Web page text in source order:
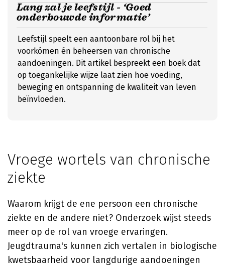
Lang zal je leefstijl - ‘Goed
onderbouwde informatie’
Leefstijl speelt een aantoonbare rol bij het
voorkómen én beheersen van chronische
aandoeningen. Dit artikel bespreekt een boek dat
op toegankelijke wijze laat zien hoe voeding,
beweging en ontspanning de kwaliteit van leven
beïnvloeden.
Vroege wortels van chronische
ziekte
Waarom krijgt de ene persoon een chronische
ziekte en de andere niet? Onderzoek wijst steeds
meer op de rol van vroege ervaringen.
Jeugdtrauma's kunnen zich vertalen in biologische
kwetsbaarheid voor langdurige aandoeningen